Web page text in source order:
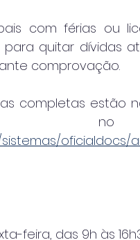
com férias ou
quitar dívidas
comprovação.
completas estão
oficialdocs/
feira, das 9h às